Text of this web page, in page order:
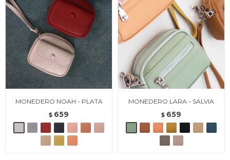
MONEDERO NOAH - PLATA
$ 659
MONEDERO LARA - SALVIA
$ 659